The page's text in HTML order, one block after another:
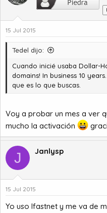
15 Jul 2015
Tedel dijo:
Cuando inicié usaba Dollar-
domains! In business 10
que es lo que buscas.
Voy a probar un mes a ver
mucho la activación
J Janlysp
15 Jul 2015
Yo uso Ifastnet y me va de